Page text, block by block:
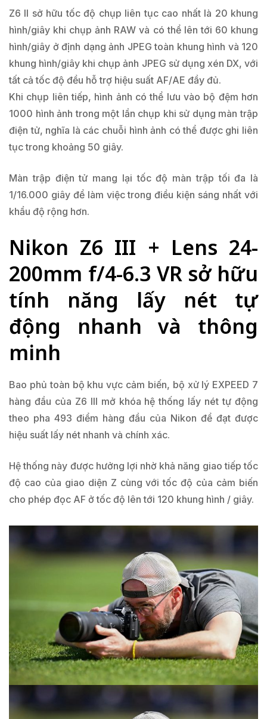
Z6 II sở hữu tốc độ chụp liên tục cao nhất là 20 khung
hình/giây khi chụp ảnh RAW và có thể lên tới 60 khung
hình/giây ở định dạng ảnh JPEG toàn khung hình và 120
khung hình/giây khi chụp ảnh JPEG sử dụng xén DX, với
tất cả tốc độ đều hỗ trợ hiệu suất AF/AE đầy đủ.
Khi chụp liên tiếp, hình ảnh có thể lưu vào bộ đệm hơn
1000 hình ảnh trong một lần chụp khi sử dụng màn trập
điện tử, nghĩa là các chuỗi hình ảnh có thể được ghi liên
tục trong khoảng 50 giây.
Màn trập điện tử mang lại tốc độ màn trập tối đa là
1/16.000 giây để làm việc trong điều kiện sáng nhất với
khẩu độ rộng hơn.
Nikon Z6 III + Lens 24-
200mm f/4-6.3 VR sở hữu
tính năng lấy nét tự
động nhanh và thông
minh
Bao phủ toàn bộ khu vực cảm biến, bộ xử lý EXPEED 7
hàng đầu của Z6 III mở khóa hệ thống lấy nét tự động
theo pha 493 điểm hàng đầu của Nikon để đạt được
hiệu suất lấy nét nhanh và chính xác.
Hệ thống này được hưởng lợi nhờ khả năng giao tiếp tốc
độ cao của giao diện Z cùng với tốc độ của cảm biến
cho phép đọc AF ở tốc độ lên tới 120 khung hình / giây.